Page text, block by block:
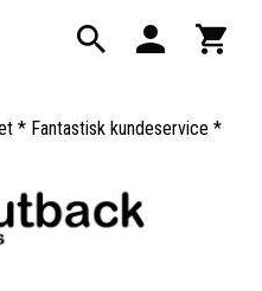
kundeservice *